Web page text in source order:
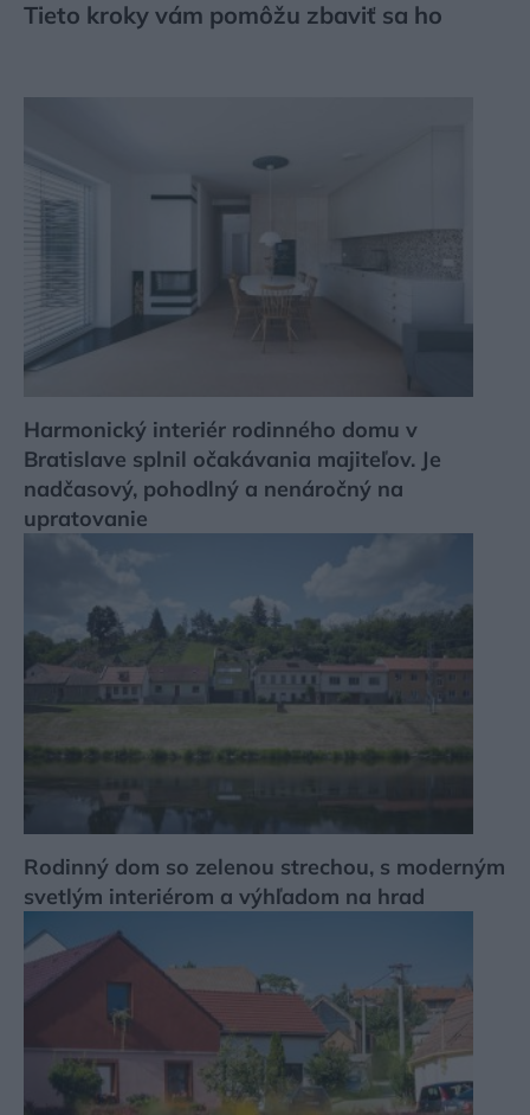
Tieto kroky vám pomôžu zbaviť sa ho
Harmonický interiér rodinného domu v
Bratislave splnil očakávania majiteľov. Je
nadčasový, pohodlný a nenáročný na
upratovanie
Rodinný dom so zelenou strechou, s moderným
svetlým interiérom a výhľadom na hrad